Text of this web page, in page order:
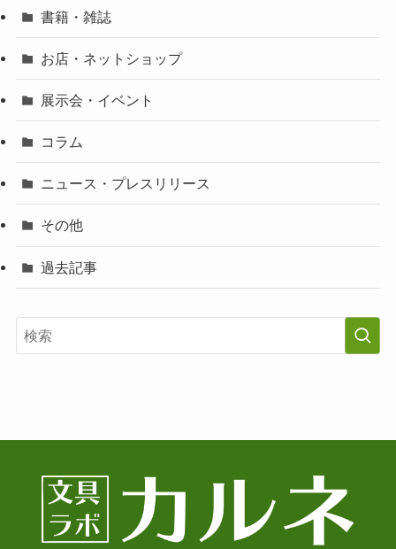
書籍・雑誌
お店・ネットショップ
展示会・イベント
コラム
ニュース・プレスリリース
その他
過去記事